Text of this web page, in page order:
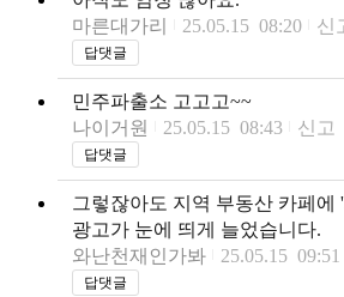
마른대가리
25.05.15 08:20 신
답댓글
민주파출소 고고고~~
나이거원
25.05.15 08:43 신고
답댓글
그렇잖아도 지역 부동산 카페에
광고가 눈에 띄게 늘었습니다.
와난천재인가봐
25.05.15 09:51
답댓글